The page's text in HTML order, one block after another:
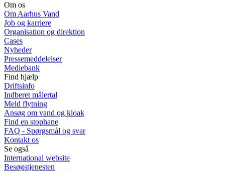
Om os
Om Aarhus Vand
Job og karriere
Organisation og direktion
Cases
Nyheder
Pressemeddelelser
Mediebank
Find hjælp
Driftsinfo
Indberet målertal
Meld flytning
Ansøg om vand og kloak
Find en stophane
FAQ - Spørgsmål og svar
Kontakt os
Se også
International website
Besøgstjenesten